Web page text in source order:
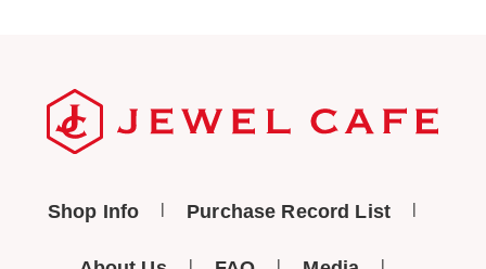
Shop Info Purchase Record List